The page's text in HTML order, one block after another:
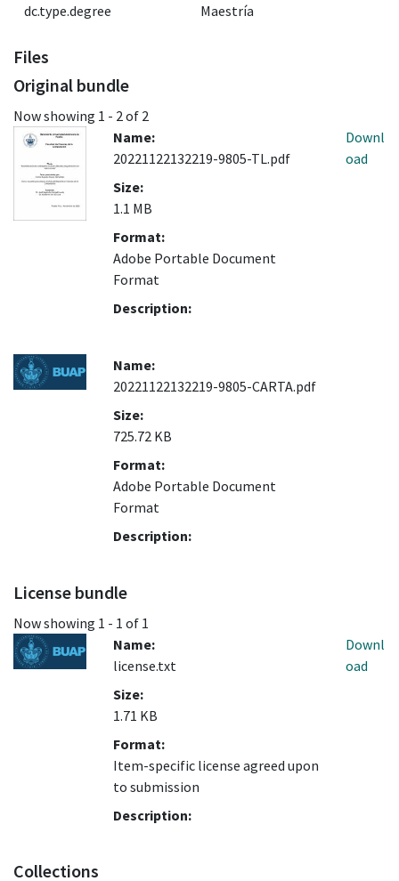
dc.type.degree Maestría
Files
Original bundle
Now showing 1 - 2 of 2
Name:
20221122132219-9805-TL.pdf
Size:
1.1 MB
Format:
Adobe Portable Document
Format
Description:
Downl
oad
Name:
20221122132219-9805-CARTA.pdf
Size:
725.72 KB
Format:
Adobe Portable Document
Format
Description:
License bundle
Now showing 1 - 1 of 1
Name:
license.txt
Size:
1.71 KB
Format:
Item-specific license agreed upon
to submission
Description:
Downl
oad
Collections